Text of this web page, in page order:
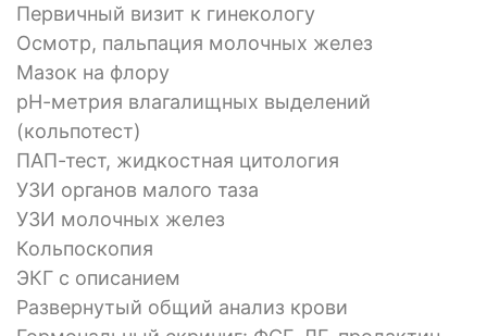
Первичный визит к гинекологу
Осмотр, пальпация молочных желез
Мазок на флору
рН-метрия влагалищных выделений
(кольпотест)
ПАП-тест, жидкостная цитология
УЗИ органов малого таза
УЗИ молочных желез
Кольпоскопия
ЭКГ с описанием
Развернутый общий анализ крови